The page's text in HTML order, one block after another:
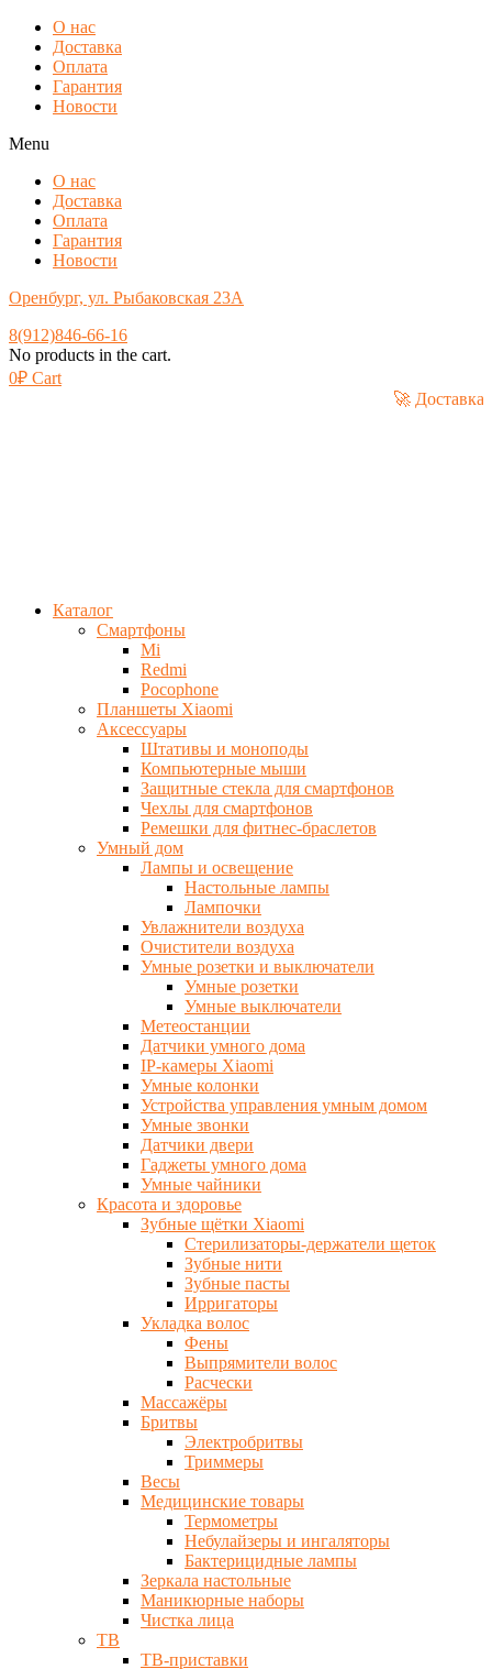
О нас
Доставка
Оплата
Гарантия
Новости
Menu
О нас
Доставка
Оплата
Гарантия
Новости
Оренбург, ул. Рыбаковская 23А
8(912)846-66-16
No products in the cart.
0₽ Cart
🚀
Каталог
Смартфоны
Mi
Redmi
Pocophone
Планшеты Xiaomi
Аксессуары
Штативы и моноподы
Компьютерные мыши
Защитные стекла для смартфонов
Чехлы для смартфонов
Ремешки для фитнес-браслетов
Умный дом
Лампы и освещение
Настольные лампы
Лампочки
Увлажнители воздуха
Очистители воздуха
Умные розетки и выключатели
Умные розетки
Умные выключатели
Метеостанции
Датчики умного дома
IP-камеры Xiaomi
Умные колонки
Устройства управления умным домом
Умные звонки
Датчики двери
Гаджеты умного дома
Умные чайники
Красота и здоровье
Зубные щётки Xiaomi
Стерилизаторы-держатели щеток
Зубные нити
Зубные пасты
Ирригаторы
Укладка волос
Фены
Выпрямители волос
Расчески
Массажёры
Бритвы
Электробритвы
Триммеры
Весы
Медицинские товары
Термометры
Небулайзеры и ингаляторы
Бактерицидные лампы
Зеркала настольные
Маникюрные наборы
Чистка лица
ТВ
ТВ-приставки